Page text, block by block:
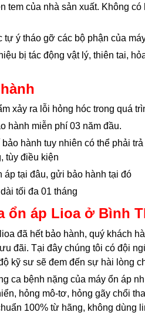
tem của nhà sản xuất. Không
ý tháo gỡ các bộ phận của
bị tác động vật lý, thiên tai,
xảy ra lỗi hỏng hóc trong quá
hành miễn phí 03 năm đầu.
hành tuy nhiên có thể phải
tùy điều kiện
áp tại đâu, gửi bảo hành tại đó
tối đa 01 tháng
ổn áp Lioa ở Bình
đã hết bảo hành, quý khách
đãi. Tại đây chúng tôi có đội
kỹ sư sẽ đem đến sự hài lòng
ca bệnh nặng của máy ổn áp
hỏng mô-tơ, hỏng gãy chổi
100% từ hãng, không dùng